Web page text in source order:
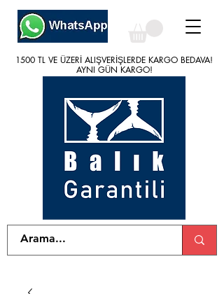
1500 TL VE ÜZERİ ALIŞVERİŞLERDE KARGO BEDAVA!
AYNI GÜN KARGO!
1500 TL VE ÜZERİ ALIŞVERİŞLERDE KARGO BEDAVA!
AYNI GÜN KARGO!